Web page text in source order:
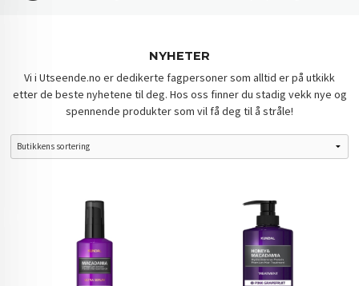
NYHETER
Vi i Utseende.no er dedikerte fagpersoner som alltid er på utkikk
etter de beste nyhetene til deg. Hos oss finner du stadig vekk nye og
spennende produkter som vil få deg til å stråle!